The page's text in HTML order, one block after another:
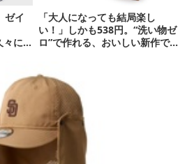
ゼイ
々に
「大人になっても結局楽し
い！」しかも538円。“洗い物ゼ
ロ”で作れる、おいしい新作です